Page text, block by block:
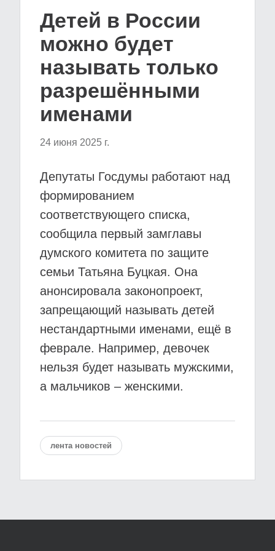
Детей в России
можно будет
называть только
разрешёнными
именами
24 июня 2025 г.
Депутаты Госдумы работают над
формированием
соответствующего списка,
сообщила первый замглавы
думского комитета по защите
семьи Татьяна Буцкая. Она
анонсировала законопроект,
запрещающий называть детей
нестандартными именами, ещё в
феврале. Например, девочек
нельзя будет называть мужскими,
а мальчиков – женскими.
лента новостей